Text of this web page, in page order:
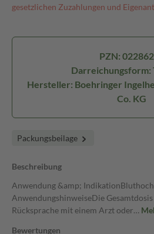
gesetzlichen Zuzahlungen und
PZN:
Darreichungsform:
Hersteller: Boehringer
Co. KG
Packungsbeilage
Beschreibung
Anwendung &amp;
AnwendungshinweiseDie
Rücksprache mit einem Arzt oder…
Bewertungen